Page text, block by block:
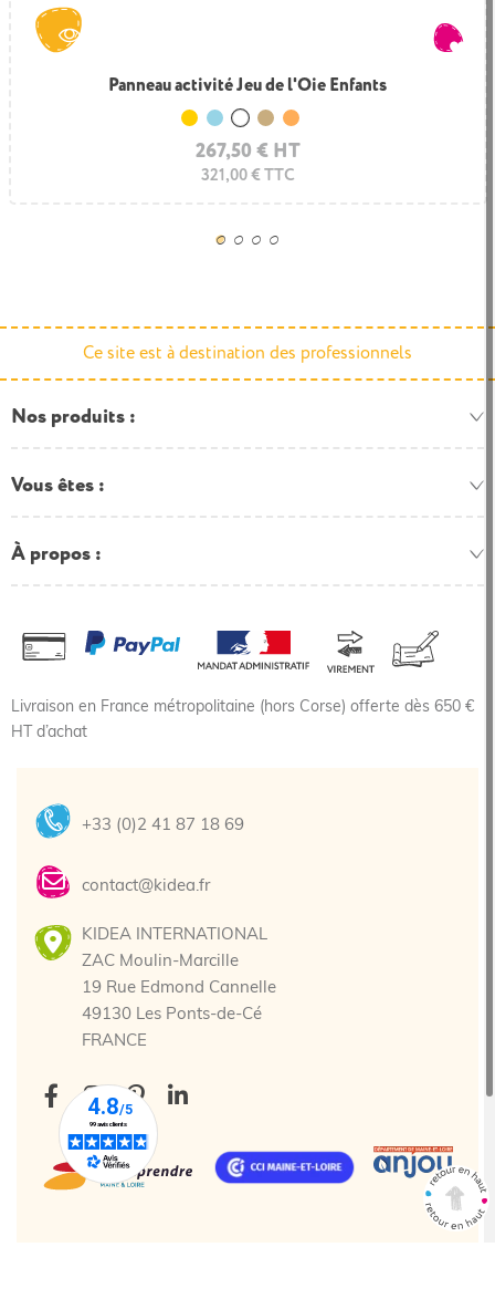
Panneau activité Jeu de l'Oie Enfants
267,50 € HT
321,00 € TTC
JauneBleu clair
BlancBoisCorail
Jeu mural bois Mini Puzzle Rio
221,50 € HT
265,80 € TTC
JauneBleu clair
BlancBoisCorail
Ce site est à destination des professionnels
Nos produits
Vous êtes
À propos
Livraison en France métropolitaine (hors Corse) offerte dès 650 €
HT d’achat
+33 (0)2 41 87 18 69
contact@kidea.fr
KIDEA INTERNATIONAL
ZAC Moulin-Marcille
19 Rue Edmond Cannelle
49130 Les Ponts-de-Cé
FRANCE